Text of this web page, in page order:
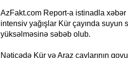
AzFakt.com Report-a istinadla
intensiv yağışlar Kür çayında suyun
yüksəlməsinə səbəb olub.
Nəticədə Kür və Araz çaylarının